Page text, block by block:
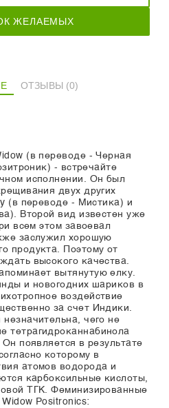
ЖЕЛАЕМЫХ
ОТЗЫВЫ (0)
(в переводе - Черная
- встречайте
исполнении. Он был
двух других
(в переводе - Мистика) и
Второй вид известен уже
всем этом завоевал
заслужил хорошую
продукта. Поэтому от
высокого качества.
вытянутую елку.
и новогодних шариков в
воздействие
за счет Индики.
чего не
тетрагидроканнабинола
появляется в результате
которому в
атомов водорода и
карбоксильные кислоты,
ТГК. Феминизированные
Positronics: